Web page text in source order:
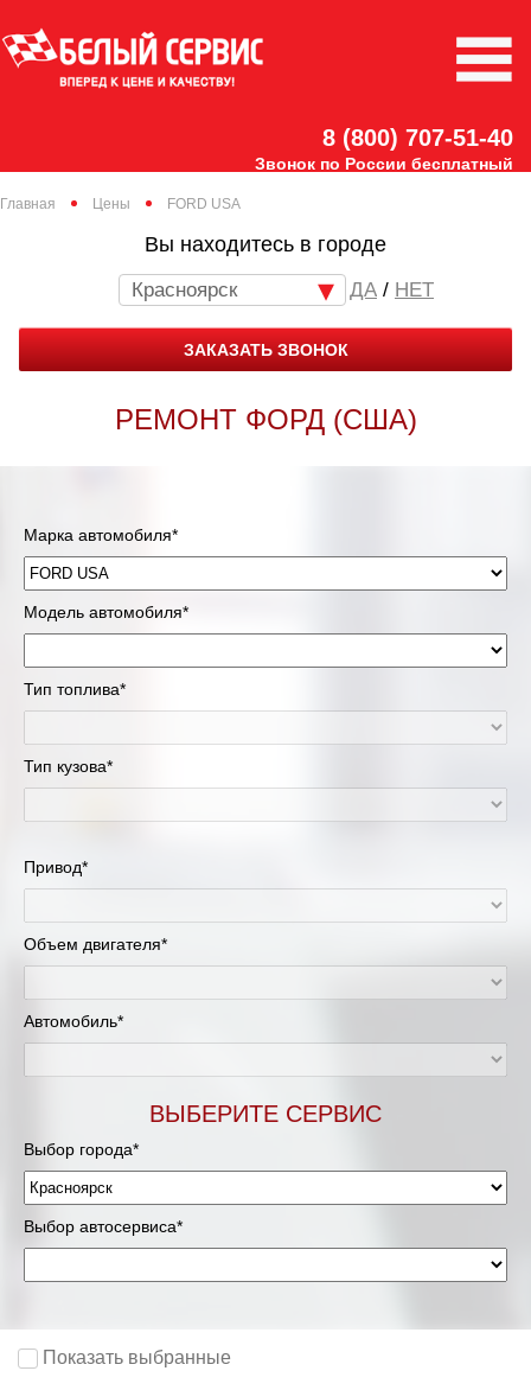
8 (800) 707-51-40
Звонок по России бесплатный
Главная Цены FORD USA
Вы находитесь в городе
Красноярск / НЕТ
ЗАКАЗАТЬ ЗВОНОК
РЕМОНТ ФОРД (США)
Марка автомобиля*
Модель автомобиля*
Тип топлива*
Тип кузова*
Привод*
Объем двигателя*
Автомобиль*
ВЫБЕРИТЕ СЕРВИС
Выбор города*
Выбор автосервиса*
Показать выбранные